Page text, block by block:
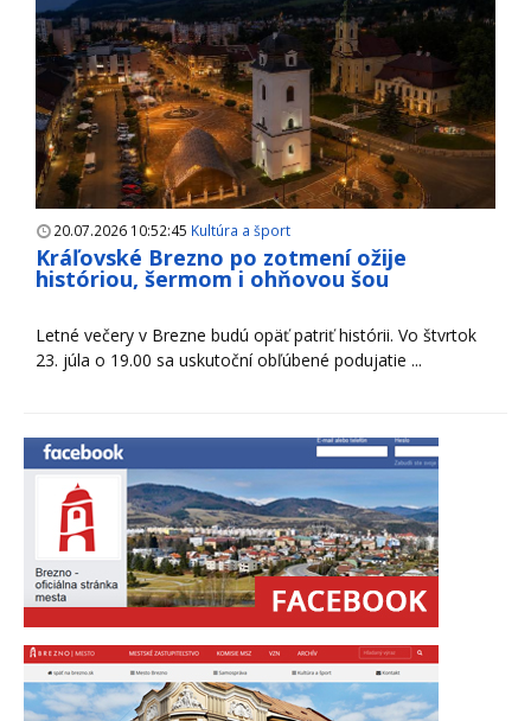
20.07.2026 10:52:45 Kultúra a šport
Kráľovské Brezno po zotmení ožije
históriou, šermom i ohňovou šou
Letné večery v Brezne budú opäť patriť histórii. Vo štvrtok
23. júla o 19.00 sa uskutoční obľúbené podujatie ...